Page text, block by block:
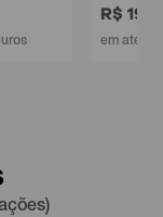
R$
em até 1x